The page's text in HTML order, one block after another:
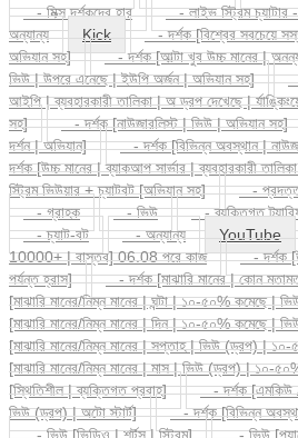
অন্যান্য
Kick
- দর্শক [বিশ্বের সবচেয়ে
অভিযান সহ]
- দর্শক [আল্টা খুব উচ্চ মানের |
ভিউ | উপরে এনেছে | ইউপি অর্জন | অভিযান সহ]
-
আইপি | ব্যবহারকারী তালিকা | অ ড্রপ দেখেছে |
সহ]
- দর্শক [নাউজারলিস্ট | ভিউ | অভিযান সহ]
দর্শন | অভিযান]
- দর্শক [বিভিন্ন অবস্থান |
দর্শক [উচ্চ মানের | ব্যাকআপ সার্ভার | ব্যবহারকারী
স্ট্রিম ভিউয়ার + চ্যাটবট [অভিযান সহ]
- প্রদত্ত
- গ্রাহক
- ভিউ - ব্যক্তিগত
- চ্যাট-বট
- অন্যান্য YouTube
10000+ | বাস্তব] 06.08 পরে কাজ
- দর্শক
পর্যন্ত হ্রাস]
- দর্শক [মাঝারি মানের | কোন
[মাঝারি মানের/নিম্ন মানের | ঘন্টা | ১০-৫০% কমেছে |
[মাঝারি মানের/নিম্ন মানের | দিন | ১০-৫০% কমেছে |
[মাঝারি মানের/নিম্ন মানের | সপ্তাহ | ভিউ (ড্রপ) |
[মাঝারি মানের/নিম্ন মানের | মাস | ভিউ (ড্রপ) | ১০-
[স্থিতিশীল | ব্যক্তিগত প্রবাহ]
- দর্শক [এমকিউ
ভিউ (ড্রপ) | অটো স্টার্ট]
- দর্শক [বিভিন্ন
- ভিউ [ভিডিও | শর্টস | স্ট্রিম]
- ভিউ
প্রতিক্রিয়া
- সদস্যবৃন্দ - নগদীকরণ জন্য